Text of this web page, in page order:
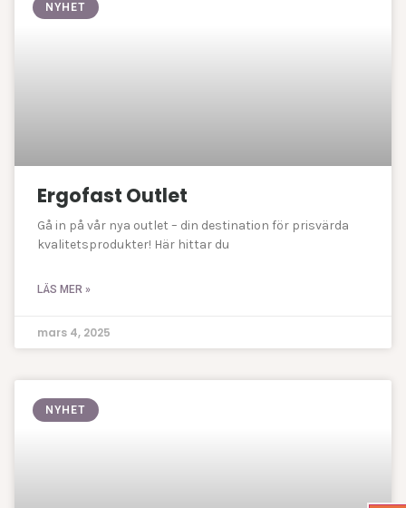
NYHET
Ergofast Outlet
Gå in på vår nya outlet – din destination för prisvärda
kvalitetsprodukter! Här hittar du
LÄS MER »
mars 4, 2025
NYHET